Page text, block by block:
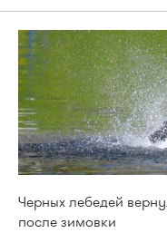
Черных лебедей
после зимовки